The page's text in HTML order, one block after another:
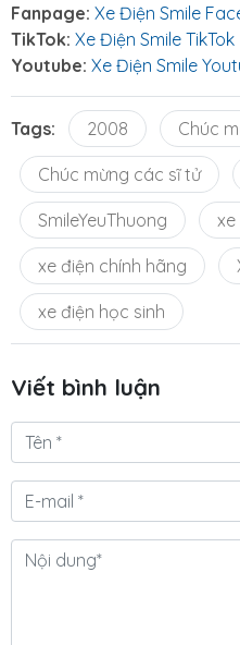
Fanpage: Xe Điện Smile
TikTok: Xe Điện Smile TikTok
Youtube: Xe Điện Smile
Tags: 2008 Chúc
Chúc mừng các sĩ tử
SmileYeuThuong xe
xe điện chính hãng
xe điện học sinh
Viết bình luận